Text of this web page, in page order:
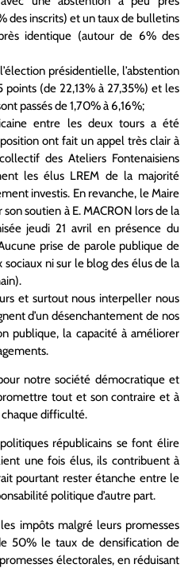
des inscrits) et un taux de bulletins
identique (autour de 6% des
présidentielle, l’abstention
points (de 22,13% à 27,35%) et les
passés de 1,70% à 6,16%;
entre les deux tours a été
ont fait un appel très clair à
des Ateliers Fontenaisiens
les élus LREM de la majorité
investis. En revanche, le Maire
son soutien à E. MACRON lors de la
jeudi 21 avril en présence du
prise de parole publique de
sociaux ni sur le blog des élus de la
et surtout nous interpeller nous
d’un désenchantement de nos
publique, la capacité à améliorer
notre société démocratique et
tout et son contraire et à
chaque difficulté.
républicains se font élire
une fois élus, ils contribuent à
pourtant rester étanche entre le
politique d’autre part.
impôts malgré leurs promesses
50% le taux de densification de
électorales, en réduisant